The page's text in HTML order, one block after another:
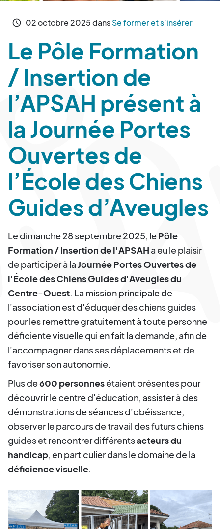
schedule 02octobre 2025dansSe former et s’insérer
Le Pôle Formation
/ Insertion de
l’APSAH présent à
la Journée Portes
Ouvertes de
l’École des Chiens
Guides d’Aveugles
Le dimanche 28 septembre 2025, lePôle
Formation / Insertion de l'APSAH a eu le plaisir
de participer à laJournée Portes Ouvertes de
l'École des Chiens Guides d'Aveugles du
Centre-Ouest. La mission principale de
l'association est d'éduquer des chiens guides
pour les remettre gratuitement à toute personne
déficiente visuelle qui en fait la demande, afin de
l'accompagner dans ses déplacements et de
favoriser son autonomie.
Plus de600 personnesétaient présentes pour
découvrir le centre d'éducation, assister à des
démonstrations de séances d'obéissance,
observer le parcours de travail des futurs chiens
guides et rencontrer différentsacteurs du
handicap, en particulier dans le domaine de la
déficience visuelle.